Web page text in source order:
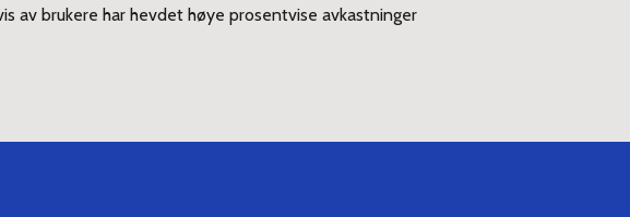
av brukere har hevdet høye prosentvise avkastninger